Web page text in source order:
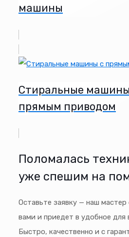
машины
Стиральные
прямым приводом
Поломалась
уже спешим на
Оставьте заявку — наш мастер
вами и приедет в удобное для
Быстро, качественно и с